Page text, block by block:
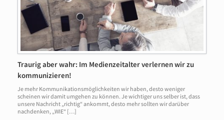
Traurig aber wahr: Im Medienzeitalter verlernen wir zu
kommunizieren!
Je mehr Kommunikationsmöglichkeiten wir haben, desto weniger
scheinen wir damit umgehen zu können. Je wichtiger uns selber ist, dass
unsere Nachricht „richtig“ ankommt, desto mehr sollten wir darüber
nachdenken, „WIE“ […]